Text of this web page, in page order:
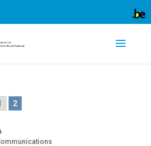
2
de vous proposer nos
En utilisant nos services,
expressément votre accord pour